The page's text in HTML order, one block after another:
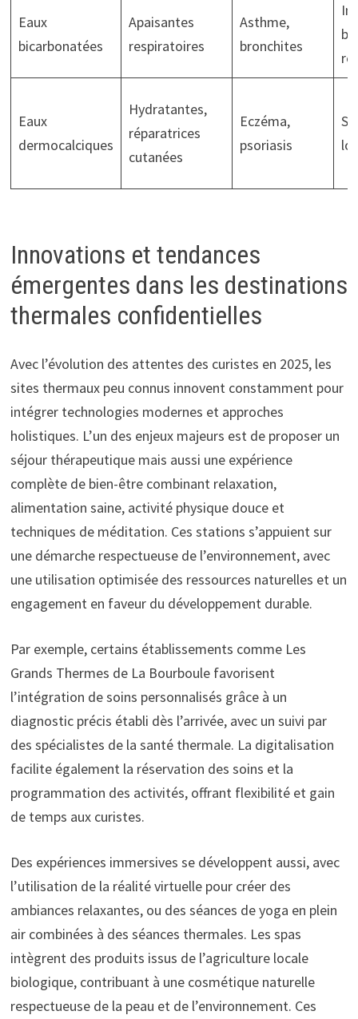
Eaux
bicarbonatées
Apaisantes
respiratoires
Asthme,
bronchites
Eaux
dermocalciques
Hydratantes,
réparatrices
cutanées
Eczéma,
psoriasis
Innovations et tendances
émergentes dans les destinations
thermales confidentielles
Avec l’évolution des attentes des curistes en 2025, les
sites thermaux peu connus innovent constamment pour
intégrer technologies modernes et approches
holistiques. L’un des enjeux majeurs est de proposer un
séjour thérapeutique mais aussi une expérience
complète de bien-être combinant relaxation,
alimentation saine, activité physique douce et
techniques de méditation. Ces stations s’appuient sur
une démarche respectueuse de l’environnement, avec
une utilisation optimisée des ressources naturelles et un
engagement en faveur du développement durable.
Par exemple, certains établissements comme Les
Grands Thermes de La Bourboule favorisent
l’intégration de soins personnalisés grâce à un
diagnostic précis établi dès l’arrivée, avec un suivi par
des spécialistes de la santé thermale. La digitalisation
facilite également la réservation des soins et la
programmation des activités, offrant flexibilité et gain
de temps aux curistes.
Des expériences immersives se développent aussi, avec
l’utilisation de la réalité virtuelle pour créer des
ambiances relaxantes, ou des séances de yoga en plein
air combinées à des séances thermales. Les spas
intègrent des produits issus de l’agriculture locale
biologique, contribuant à une cosmétique naturelle
respectueuse de la peau et de l’environnement. Ces